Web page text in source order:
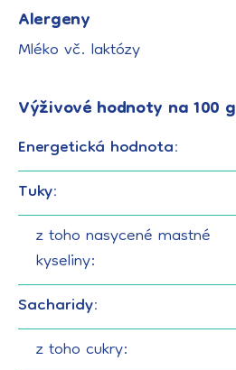
Alergeny
Mléko vč. laktózy
Výživové hodnoty na 100 g
Energetická hodnota:
Tuky:
z toho nasycené mastné
kyseliny:
Sacharidy:
z toho cukry: